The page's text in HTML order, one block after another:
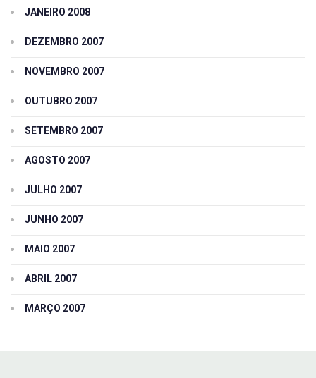
JANEIRO 2008
DEZEMBRO 2007
NOVEMBRO 2007
OUTUBRO 2007
SETEMBRO 2007
AGOSTO 2007
JULHO 2007
JUNHO 2007
MAIO 2007
ABRIL 2007
MARÇO 2007